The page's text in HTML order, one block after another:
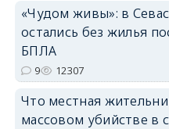
«Чудом живы»: в
остались без жилья
БПЛА
9 12307
Что местная
массовом убийстве в